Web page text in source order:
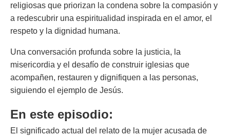
religiosas que priorizan la condena sobre la compasión y
a redescubrir una espiritualidad inspirada en el amor, el
respeto y la dignidad humana.
Una conversación profunda sobre la justicia, la
misericordia y el desafío de construir iglesias que
acompañen, restauren y dignifiquen a las personas,
siguiendo el ejemplo de Jesús.
En este episodio:
El significado actual del relato de la mujer acusada de